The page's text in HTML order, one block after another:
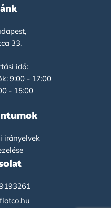
33.
idő:
9:00 - 17:00
- 15:00
irányelvek